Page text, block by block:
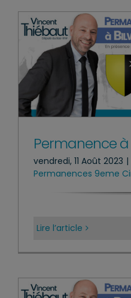
Permanence à
vendredi, 11 Août 2023 |
Permanences 9eme
Lire l’article